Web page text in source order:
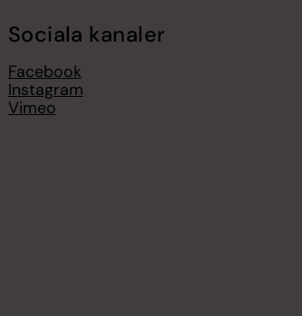
Sociala kanaler
Facebook
Instagram
Vimeo